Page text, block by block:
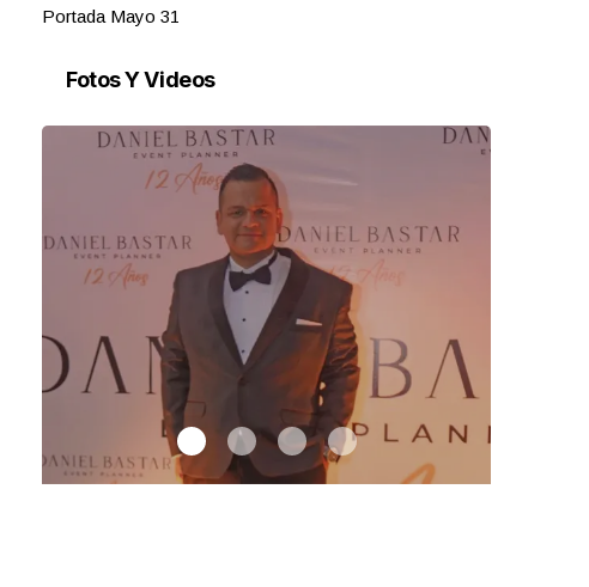
Portada Mayo 31
Fotos Y Videos